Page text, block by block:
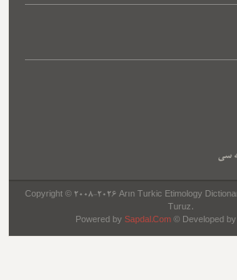
سی
Copyright © 2008-2026 Arın Turkic Etimology
Turuz.
Powered by Sapdal.Com© Developed by